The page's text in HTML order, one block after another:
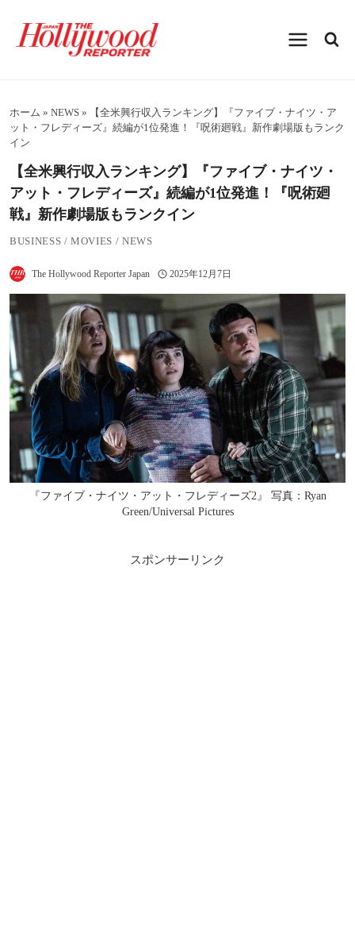
プホーム » NEWS »
【全米興行収入ランキング】『ファイブ・ナイツ・ア
ット・フレディーズ』続編が1位発進！『呪術廻戦』新作劇場版もランク
イン
【全米興行収入ランキング】『ファイブ・ナイツ・
アット・フレディーズ』続編が1位発進！『呪術廻
戦』新作劇場版もランクイン
BUSINESS /MOVIES /NEWS
The Hollywood Reporter Japan 2025年12月7日
『ファイブ・ナイツ・アット・フレディーズ2』 写真：Ryan
Green/Universal Pictures
スポンサーリンク